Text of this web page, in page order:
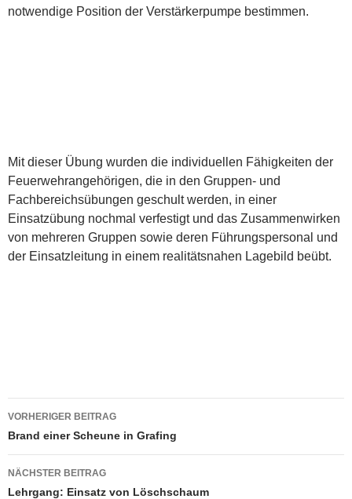
notwendige Position der Verstärkerpumpe bestimmen.
Mit dieser Übung wurden die individuellen Fähigkeiten der
Feuerwehrangehörigen, die in den Gruppen- und
Fachbereichsübungen geschult werden, in einer
Einsatzübung nochmal verfestigt und das Zusammenwirken
von mehreren Gruppen sowie deren Führungspersonal und
der Einsatzleitung in einem realitätsnahen Lagebild beübt.
Beitragsnavigation
VORHERIGER BEITRAG
Brand einer Scheune in Grafing
NÄCHSTER BEITRAG
Lehrgang: Einsatz von Löschschaum